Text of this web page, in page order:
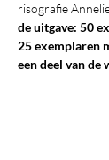
risografie
de uitgave: 50
25 exemplaren
een deel van de